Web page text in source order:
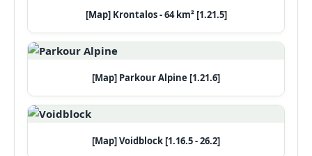
[Map] Krontalos - 64 km² [1.21.5]
[Map] Parkour Alpine [1.21.6]
[Map] Voidblock [1.16.5 - 26.2]